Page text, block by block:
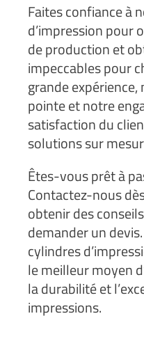
Faites confiance à
d’impression pour
de production et
impeccables pour
grande
pointe et notre
satisfaction du
solutions sur
Êtes-vous prêt à
Contactez-nous
obtenir des
demander un
cylindres
le meilleur moyen
la durabilité et
impressions.